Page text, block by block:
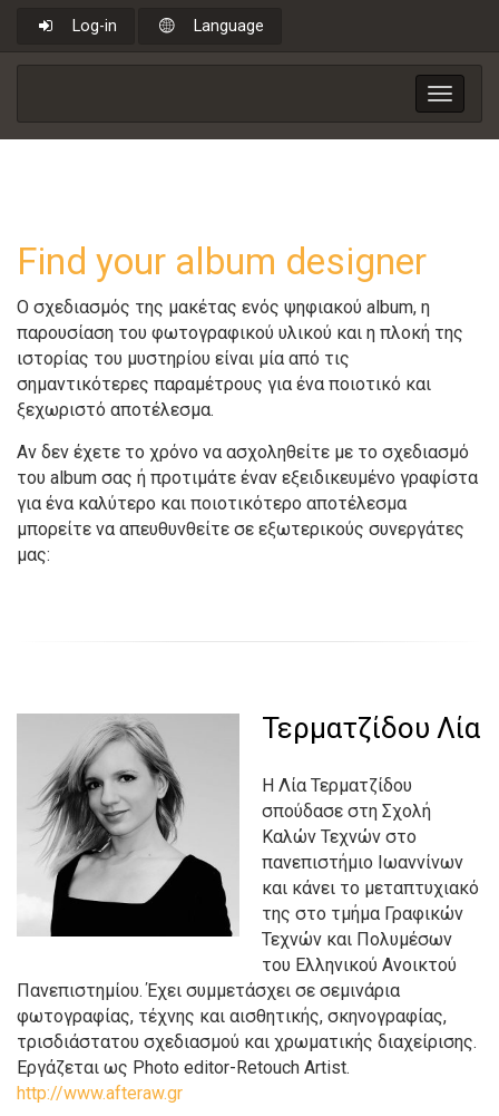
Log-in Language
Toggle
Find your album designer
Ο σχεδιασμός της μακέτας ενός ψηφιακού album, η
παρουσίαση του φωτογραφικού υλικού και η πλοκή της
ιστορίας του μυστηρίου είναι μία από τις
σημαντικότερες παραμέτρους για ένα ποιοτικό και
ξεχωριστό αποτέλεσμα.
Αν δεν έχετε το χρόνο να ασχοληθείτε με το σχεδιασμό
του album σας ή προτιμάτε έναν εξειδικευμένο γραφίστα
για ένα καλύτερο και ποιοτικότερο αποτέλεσμα
μπορείτε να απευθυνθείτε σε εξωτερικούς συνεργάτες
μας:
Τερματζίδου Λία
Η Λία Τερματζίδου
σπούδασε στη Σχολή
Καλών Τεχνών στο
πανεπιστήμιο Ιωαννίνων
και κάνει το μεταπτυχιακό
της στο τμήμα Γραφικών
Τεχνών και Πολυμέσων
του Ελληνικού Ανοικτού
Πανεπιστημίου. Έχει συμμετάσχει σε σεμινάρια
φωτογραφίας, τέχνης και αισθητικής, σκηνογραφίας,
τρισδιάστατου σχεδιασμού και χρωματικής διαχείρισης.
Εργάζεται ως Photo editor-Retouch Artist.
http://www.afteraw.gr